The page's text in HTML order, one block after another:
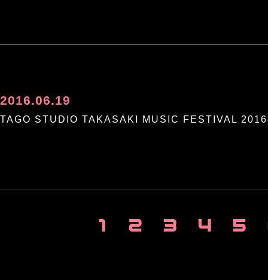
2016.06.19
TAGO STUDIO TAKASAKI MUSIC FESTIVAL 2016
1 2 3 4 5